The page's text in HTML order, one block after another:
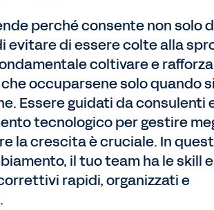
perché consente non solo
evitare di essere colte alla
coltivare e
occuparsene solo quando si
Essere guidati da consulenti
tecnologico per gestire
la crescita è cruciale. In
il tuo team ha le skill
rapidi, organizzati e